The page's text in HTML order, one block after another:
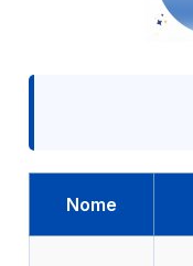
Nome